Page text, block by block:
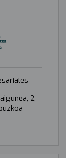
2,